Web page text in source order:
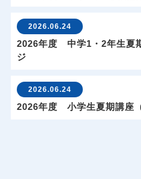
2026.06.24
2026年度 中学1・2年生夏
ジ
2026.06.24
2026年度 小学生夏期講座